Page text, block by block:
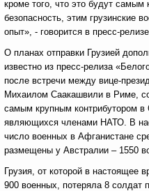
кроме того, что это будут
безопасность, этим грузинские
опыт», - говорится в пресс-
О планах отправки Грузией
известно из пресс-релиза
после встречи между вице-
Михаилом Саакашвили в Риме,
самым крупным контрибутором
являющихся членами НАТО. В
число военных в Афганистане
размещены у Австралии – 1550
Грузия, от которой в настоящее
900 военных, потеряла 8 солдат